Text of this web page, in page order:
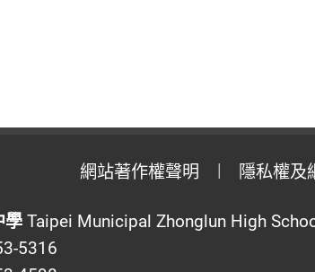
網站著作權聲明 隱私權及
學Taipei Municipal Zhonglun High
5316